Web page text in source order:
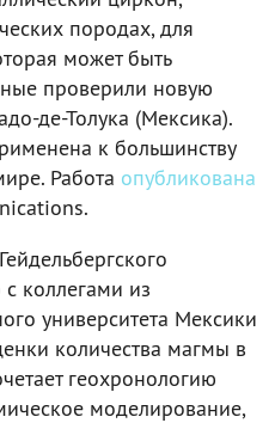
породах, для
может быть
проверили новую
де-Толука (Мексика).
к большинству
Работа опубликована
коллегами из
университета Мексики
количества магмы в
геохронологию
моделирование,